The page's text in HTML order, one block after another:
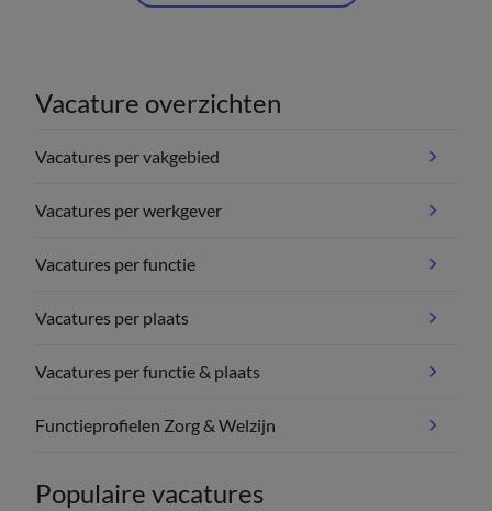
Vacature overzichten
Vacatures per vakgebied
Vacatures per werkgever
Vacatures per functie
Vacatures per plaats
Vacatures per functie & plaats
Functieprofielen Zorg & Welzijn
Populaire vacatures